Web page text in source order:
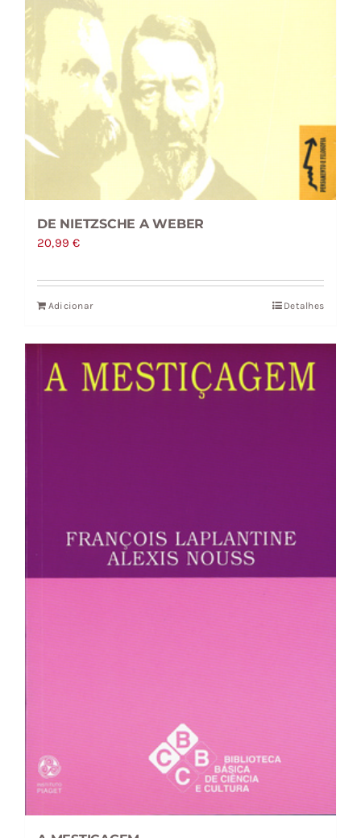
DE NIETZSCHE A WEBER
20,99€
Adicionar Detalhes